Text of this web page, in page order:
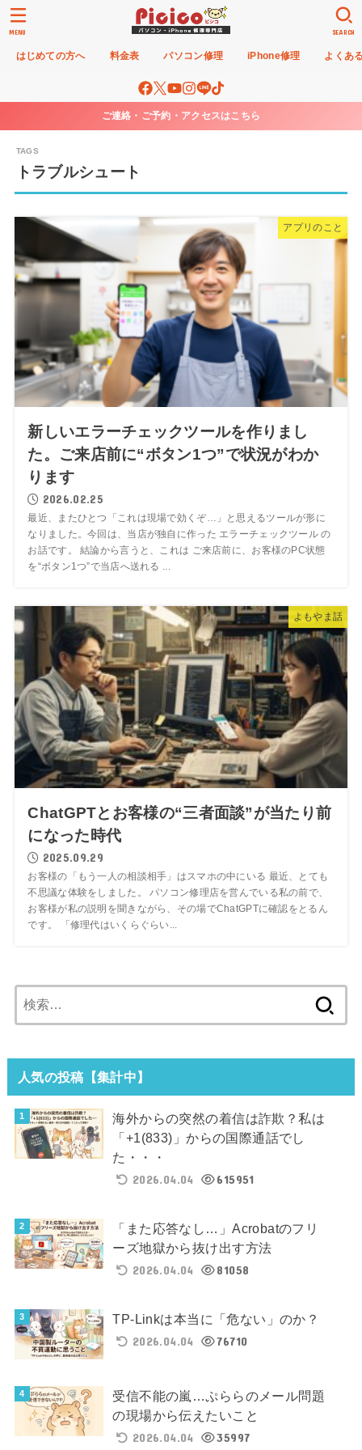
はじめての方へ 料金表 パソコン修理 iPhone修理 よくあ
SEARCH
MENU
ご連絡・ご予約・アクセスはこちら
トラブルシュート
アプリのこと
新しいエラーチェックツールを作りまし
た。ご来店前に“ボタン1つ”で状況がわか
ります
2026.02.25
最近、またひとつ「これは現場で効くぞ…」と思えるツールが形に
なりました。今回は、当店が独自に作った エラーチェックツール の
お話です。 結論から言うと、これは ご来店前に、お客様のPC状態
を“ボタン1つ”で当店へ送れる ...
よもやま話
ChatGPTとお客様の“三者面談”が当たり前
になった時代
2025.09.29
お客様の「もう一人の相談相手」はスマホの中にいる 最近、とても
不思議な体験をしました。 パソコン修理店を営んでいる私の前で、
お客様が私の説明を聞きながら、その場でChatGPTに確認をとるん
です。 「修理代はいくらぐらい...
索:
人気の投稿【集計中】
海外からの突然の着信は詐欺？私は
「+1(833)」からの国際通話でし
た・・・
2026.04.04
615951
「また応答なし…」Acrobatのフリ
ーズ地獄から抜け出す方法
2026.04.04
81058
TP-Linkは本当に「危ない」のか？
2026.04.04
76710
受信不能の嵐…ぷららのメール問題
の現場から伝えたいこと
2026.04.04
35997